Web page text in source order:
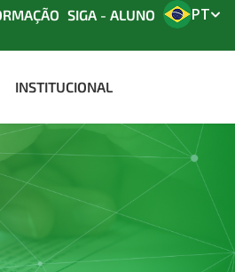
SIGA - ALUNO PT
INSTITUCIONAL